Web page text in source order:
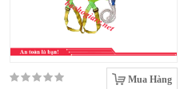
Mua Hàng